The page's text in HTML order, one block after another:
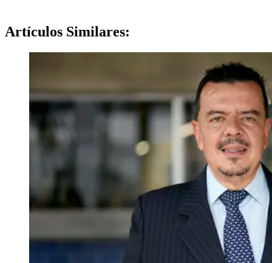
Artículos Similares: